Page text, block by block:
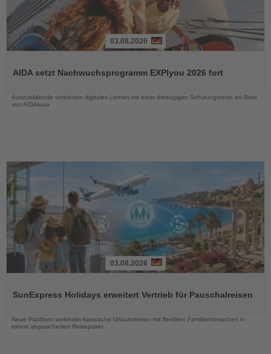
die
03.08.2026
AIDA setzt Nachwuchsprogramm EXPIyou 2026 fort
Auszubildende verbinden digitales Lernen mit einer dreitägigen Schulungsreise an Bord
von AIDAluna
die
03.08.2026
SunExpress Holidays erweitert Vertrieb für Pauschalreisen
Neue Plattform verbindet klassische Urlaubsreisen mit flexiblen Familienbesuchen in
einem abgesicherten Reisepaket